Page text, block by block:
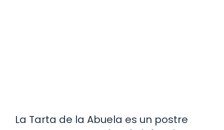
La Tarta de la Abuela es un postre